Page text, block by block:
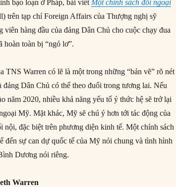
bạo loạn ở Pháp, bài viết Một chính sách đối ngoại
trên tạp chí Foreign Affairs của Thượng nghị sỹ
hàng đầu của đảng Dân Chủ cho cuộc chạy đua
hoàn toàn bị “ngó lơ”.
TNS Warren có lẽ là một trong những “bản vẽ” rõ nét
Dân Chủ có thể theo đuổi trong tương lai. Nếu
năm 2020, nhiều khả năng yếu tố ý thức hệ sẽ trở lại
Mỹ. Mặt khác, Mỹ sẽ chú ý hơn tới tác động của
nội, đặc biệt trên phương diện kinh tế. Một chính sách
đến sự can dự quốc tế của Mỹ nói chung và tình hình
Dương nói riêng.
Warren